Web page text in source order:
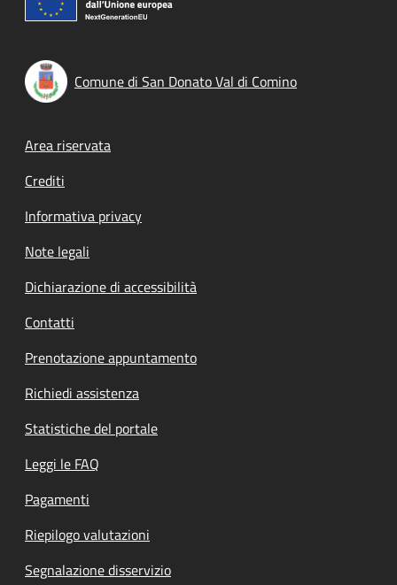
Comune di San Donato Val di Comino
Footer menu
Area riservata
Crediti
Informativa privacy
Note legali
Dichiarazione di accessibilità
Contatti
Prenotazione appuntamento
Richiedi assistenza
Statistiche del portale
Leggi le FAQ
Pagamenti
Riepilogo valutazioni
Segnalazione disservizio